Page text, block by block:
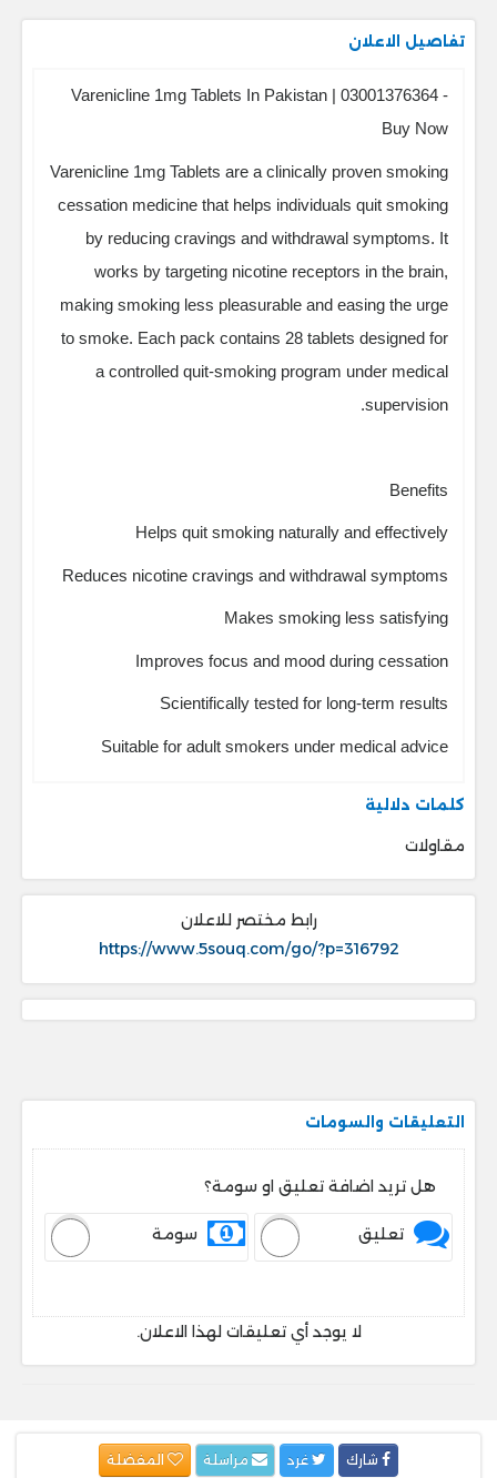
تفاصيل الاعلان
Varenicline 1mg Tablets In Pakistan | 03001376364 -
Buy Now
Varenicline 1mg Tablets are a clinically proven smoking
cessation medicine that helps individuals quit smoking
by reducing cravings and withdrawal symptoms. It
works by targeting nicotine receptors in the brain,
making smoking less pleasurable and easing the urge
to smoke. Each pack contains 28 tablets designed for
a controlled quit-smoking program under medical
supervision.
Benefits
Helps quit smoking naturally and effectively
Reduces nicotine cravings and withdrawal symptoms
Makes smoking less satisfying
Improves focus and mood during cessation
Scientifically tested for long-term results
Suitable for adult smokers under medical advice
كلمات دلالية
مقاولات
رابط مختصر للاعلان
https://www.5souq.com/go/?p=316792
التعليقات والسومات
هل تريد اضافة تعليق او سومة؟
تعليق سومة
لا يوجد أي تعليقات لهذا الاعلان.
شارك غرد المفضلة